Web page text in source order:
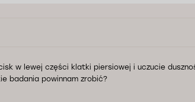
w lewej części klatki piersiowej i uczucie
badania powinnam zrobić?